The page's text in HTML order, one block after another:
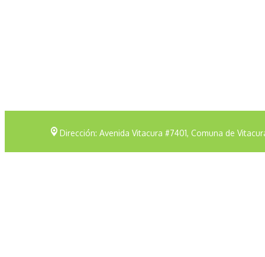
Dirección: Avenida Vitacura #7401, Comuna de